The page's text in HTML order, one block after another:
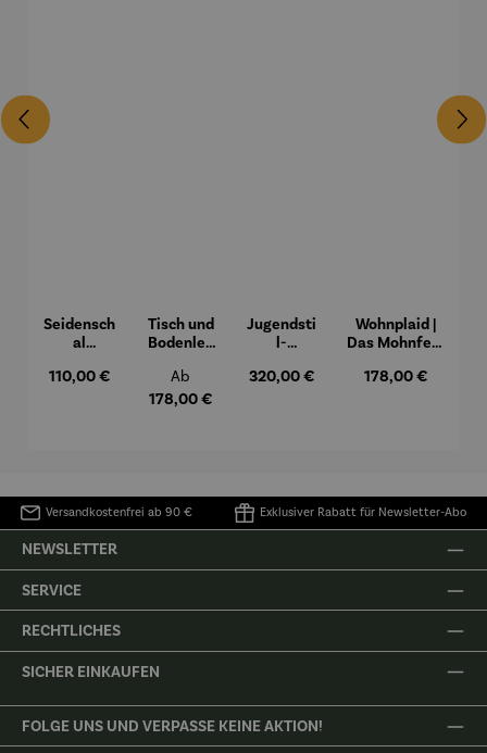
Seidensch
al
Regulärer Preis:
110,00 €
Tisch und
Bodenleu
Trend
Regulärer Preis:
Ab
178,00 €
Jugendsti
l-
e "Berlin"
Regulärer Preis:
320,00 €
Wohnplaid |
Das Mohnfeld
Argenteuil
Regulärer Preis:
178,00 €
Versandkostenfrei ab 90 € Exklusiver Rabatt für Newsletter-Abo
NEWSLETTER
SERVICE
RECHTLICHES
SICHER EINKAUFEN
FOLGE UNS UND VERPASSE KEINE AKTION!